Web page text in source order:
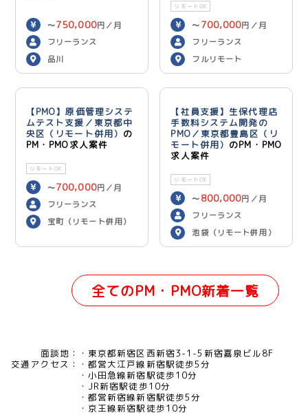
〜750,000円／月
フリーランス
品川
リモートOK
〜 700,000円／月
フリーランス
フルリモート
【PMO】原価管理システ
ムテスト支援／東京都中
央区（リモート併用） の
PM・PMO求人案件
リモートOK
〜700,000円／月
フリーランス
宝町（リモート併用）
【社員支援】生保代理店
手数料システム開発の
PMO／東京都豊島区（リ
モート併用） のPM・PMO
求人案件
リモートOK
〜 800,000円／月
フリーランス
池袋（リモート併用）
全てのPM・PMO新着一覧
面談地：
東京都新宿区西新宿3-1-5新宿嘉泉ビル8F
交通アクセス：
都営大江戸線新宿駅徒歩5分
小田急線新宿駅徒歩10分
JR新宿駅徒歩10分
都営新宿線新宿駅徒歩5分
京王線新宿駅徒歩10分